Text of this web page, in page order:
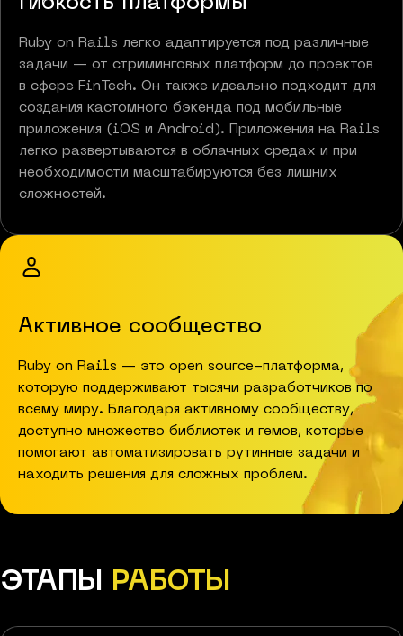
Ruby on Rails легко адаптируется под различные
задачи — от стриминговых платформ до проектов
в сфере FinTech. Он также идеально подходит для
создания кастомного бэкенда под мобильные
приложения (iOS и Android). Приложения на Rails
легко развертываются в облачных средах и при
необходимости масштабируются без лишних
сложностей.
Активное сообщество
Ruby on Rails — это open source-платформа,
которую поддерживают тысячи разработчиков по
всему миру. Благодаря активному сообществу,
доступно множество библиотек и гемов, которые
помогают автоматизировать рутинные задачи и
находить решения для сложных проблем.
ЭТАПЫ РАБОТЫ